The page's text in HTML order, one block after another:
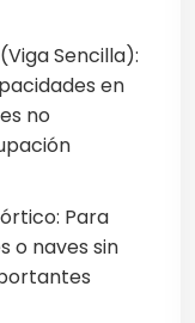
Sencilla):
en
no
Para
o naves sin